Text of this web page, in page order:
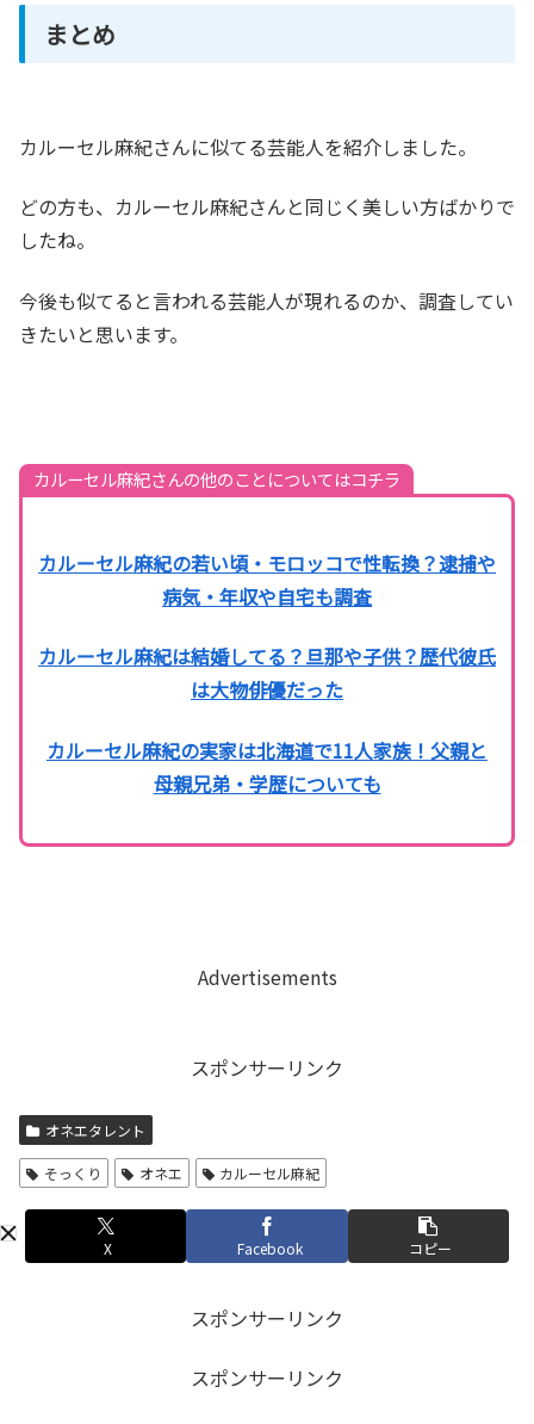
まとめ
カルーセル麻紀さんに似てる芸能人を紹介しました。
どの方も、カルーセル麻紀さんと同じく美しい方ばかりで
したね。
今後も似てると言われる芸能人が現れるのか、調査してい
きたいと思います。
カルーセル麻紀さんの他のことについてはコチラ
カルーセル麻紀の若い頃・モロッコで性転換？逮捕や
病気・年収や自宅も調査
カルーセル麻紀は結婚してる？旦那や子供？歴代彼氏
は大物俳優だった
カルーセル麻紀の実家は北海道で11人家族！父親と
母親兄弟・学歴についても
Advertisements
スポンサーリンク
オネエタレント
そっくり オネエ カルーセル麻紀
X Facebook コピー
スポンサーリンク
スポンサーリンク